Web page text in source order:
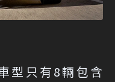
型只有8輛包含